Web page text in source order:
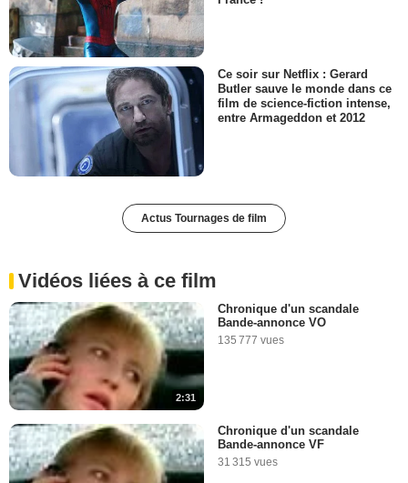
Ce soir sur Netflix : Gerard
Butler sauve le monde dans ce
film de science-fiction intense,
entre Armageddon et 2012
Actus Tournages de film
Vidéos liées à ce film
2:31
Chronique d'un scandale
Bande-annonce VO
135 777 vues
Chronique d'un scandale
Bande-annonce VF
31 315 vues